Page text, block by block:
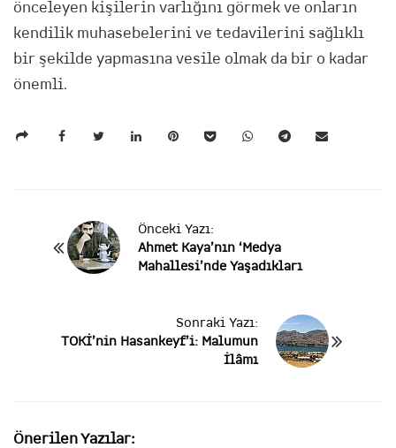
önceleyen kişilerin varlığını görmek ve onların
kendilik muhasebelerini ve tedavilerini sağlıklı
bir şekilde yapmasına vesile olmak da bir o kadar
önemli.
Önceki Yazı:
Ahmet Kaya’nın ‘Medya
Mahallesi’nde Yaşadıkları
Sonraki Yazı:
TOKİ’nin Hasankeyf’i: Malumun
İlâmı
Önerilen Yazılar: